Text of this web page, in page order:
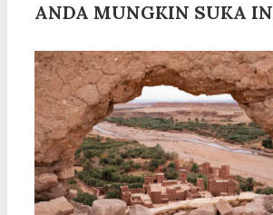
ANDA MUNGKIN SUKA